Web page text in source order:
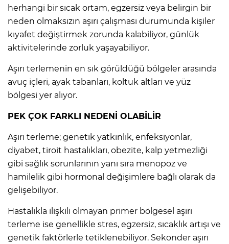
herhangi bir sıcak ortam, egzersiz veya belirgin bir
neden olmaksızın aşırı çalışması durumunda kişiler
kıyafet değiştirmek zorunda kalabiliyor, günlük
aktivitelerinde zorluk yaşayabiliyor.
Aşırı terlemenin en sık görüldüğü bölgeler arasında
avuç içleri, ayak tabanları, koltuk altları ve yüz
bölgesi yer alıyor.
PEK ÇOK FARKLI NEDENİ OLABİLİR
Aşırı terleme; genetik yatkınlık, enfeksiyonlar,
diyabet, tiroit hastalıkları, obezite, kalp yetmezliği
gibi sağlık sorunlarının yanı sıra menopoz ve
hamilelik gibi hormonal değişimlere bağlı olarak da
gelişebiliyor.
Hastalıkla ilişkili olmayan primer bölgesel aşırı
terleme ise genellikle stres, egzersiz, sıcaklık artışı ve
genetik faktörlerle tetiklenebiliyor. Sekonder aşırı